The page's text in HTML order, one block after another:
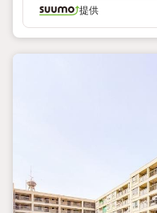
提供